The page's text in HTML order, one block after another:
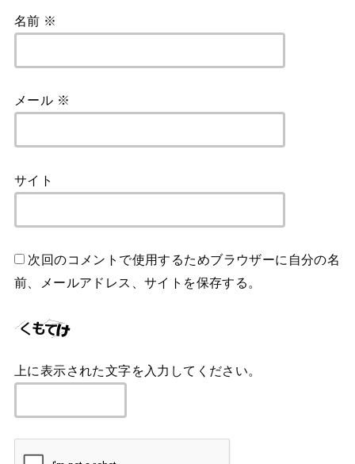
名前 ※
メール ※
サイト
次回のコメントで使用するためブラウザーに自分の名
前、メールアドレス、サイトを保存する。
上に表示された文字を入力してください。